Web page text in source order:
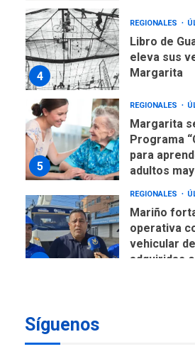
4
REGIONALES
Libro de
eleva sus
Margarita
5
REGIONALES
Margarita
Programa
para
adultos
REGIONALES
Mariño
operativa
vehicular
adquiridas
Síguenos